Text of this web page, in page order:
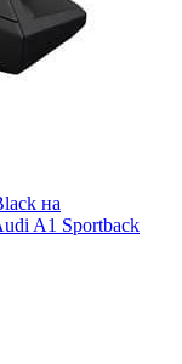
на
A1 Sportback